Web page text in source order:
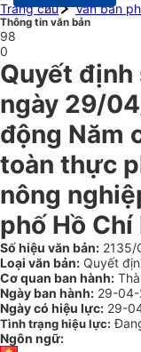
Trang chủ
Văn bản
Thông tin văn bản
98
0
Quyết định
ngày 29/
động Năm
toàn thực
nông
phố Hồ Chí
Số hiệu văn bản: 2135/
Loại văn bản: Quyết
Cơ quan ban hành:
Ngày ban hành: 29-04-
Ngày có hiệu lực: 29-
Tình trạng hiệu lực:
Ngôn ngữ: